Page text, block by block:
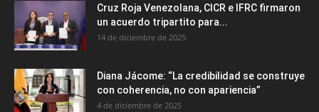
Cruz Roja Venezolana, CICR e IFRC firmaron
un acuerdo tripartito para...
14 de diciembre de 2025
Diana Jácome: “La credibilidad se construye
con coherencia, no con apariencia”
4 de diciembre de 2025